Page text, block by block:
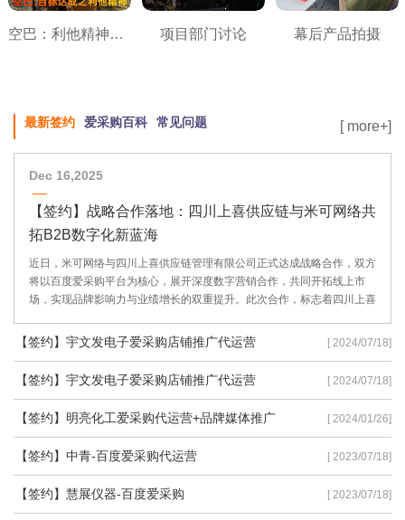
空巴：利他精神之目标达成 项目部门讨论 幕后产品拍摄
最新签约 爱采购百科 常见问题 [ more+]
Dec 16,2025
【签约】战略合作落地：四川上喜供应链与米可网络共
拓B2B数字化新蓝海
近日，米可网络与四川上喜供应链管理有限公司正式达成战略合作，双方
将以百度爱采购平台为核心，展开深度数字营销合作，共同开拓线上市
场，实现品牌影响力与业绩增长的双重提升。此次合作，标志着四川上喜
数字营销领域的专业实力。
【签约】宇文发电子爱采购店铺推广代运营 [ 2024/07/18]
【签约】宇文发电子爱采购店铺推广代运营 [ 2024/07/18]
【签约】明亮化工爱采购代运营+品牌媒体推广 [ 2024/01/26]
【签约】中青-百度爱采购代运营 [ 2023/07/18]
【签约】慧展仪器-百度爱采购 [ 2023/07/18]